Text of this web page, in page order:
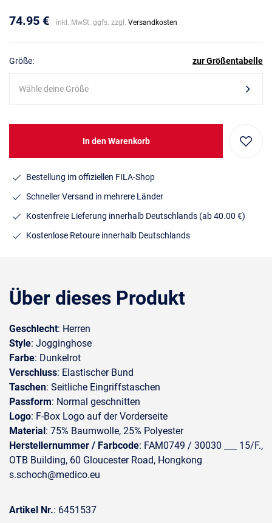
74.95 € inkl. MwSt. ggfs. zzgl. Versandkosten
Größe: zur Größentabelle
Wähle deine Größe
In den Warenkorb
Bestellung im offiziellen FILA-Shop
Schneller Versand in mehrere Länder
Kostenfreie Lieferung innerhalb Deutschlands (ab 40.00 €)
Kostenlose Retoure innerhalb Deutschlands
Über dieses Produkt
Geschlecht: Herren
Style: Jogginghose
Farbe: Dunkelrot
Verschluss: Elastischer Bund
Taschen: Seitliche Eingriffstaschen
Passform: Normal geschnitten
Logo: F-Box Logo auf der Vorderseite
Material: 75% Baumwolle, 25% Polyester
Herstellernummer / Farbcode: FAM0749 / 30030 ___ 15/F.,
OTB Building, 60 Gloucester Road, Hongkong
s.schoch@medico.eu
Artikel Nr.: 6451537